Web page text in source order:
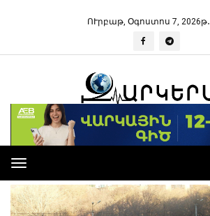
ՈՒրբաթ, Օգոստոս 7, 2026թ․
Toggle
navigation